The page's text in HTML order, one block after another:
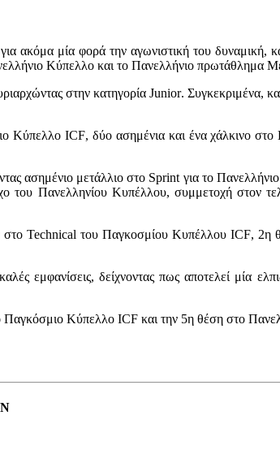
ακόμα μία φορά την αγωνιστική του δυναμική,
Κύπελλο και το Πανελλήνιο πρωτάθλημα
στην κατηγορία Junior. Συγκεκριμένα,
Κύπελλο ICF, δύο ασημένια και ένα χάλκινο
ασημένιο μετάλλιο στο Sprint για το
του Πανελληνίου Κυπέλλου, συμμετοχή στον
στο Technical του Παγκοσμίου ΚυπέλλουICF, 2η
εμφανίσεις, δείχνοντας πως αποτελεί μία
Παγκόσμιο Κύπελλο ICF και την 5η θέση στο